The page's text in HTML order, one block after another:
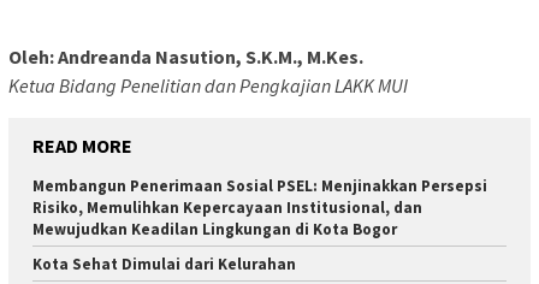
Oleh: Andreanda Nasution, S.K.M., M.Kes.
Ketua Bidang Penelitian dan Pengkajian LAKK MUI
READ MORE
Membangun Penerimaan Sosial PSEL: Menjinakkan Persepsi
Risiko, Memulihkan Kepercayaan Institusional, dan
Mewujudkan Keadilan Lingkungan di Kota Bogor
Kota Sehat Dimulai dari Kelurahan